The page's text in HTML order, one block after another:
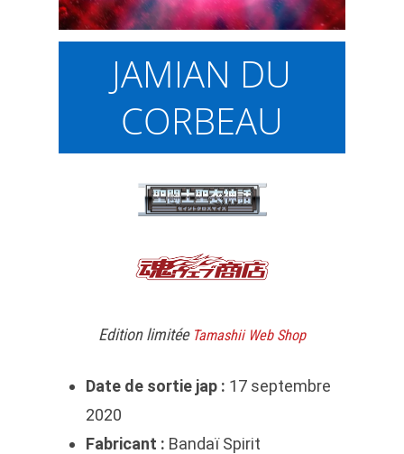
JAMIAN DU
CORBEAU
Edition limitée Tamashii Web Shop
Date de sortie jap : 17 septembre
2020
Fabricant : Bandaï Spirit